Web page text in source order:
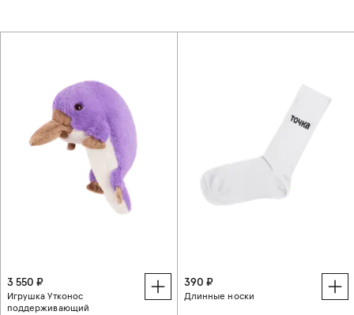
3 550 ₽
Игрушка Утконос
поддерживающий
390 ₽
Длинные носки